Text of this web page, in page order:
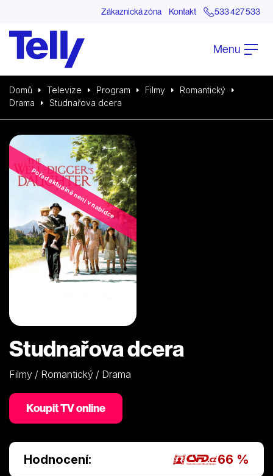
Zákaznická zóna Kontakt 533 427 533
Menu
Domů Televize Program Filmy
Romantický
Drama
Studnařova dcera
Pořad aktuálně není v nabídce
Studnařova dcera
Filmy / Romantický / Drama
Koupit TV online
Hodnocení: 66 %